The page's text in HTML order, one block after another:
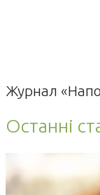
Журнал
Останні